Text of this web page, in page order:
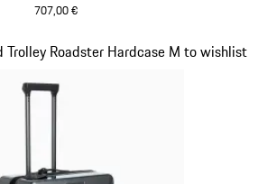
707,00 €
Trolley Roadster Hardcase M to wishlist